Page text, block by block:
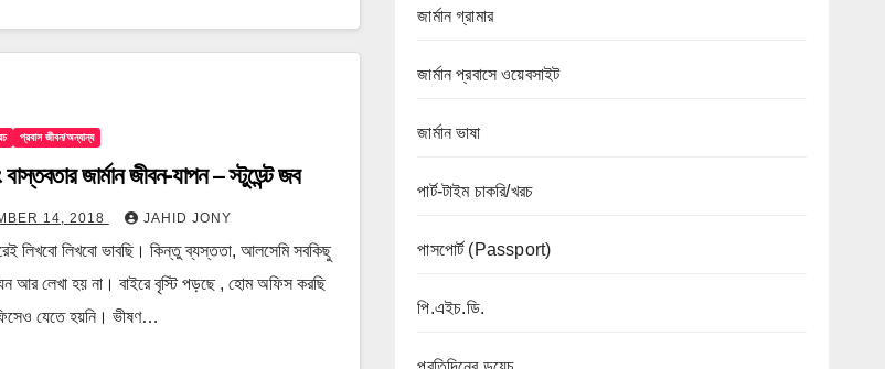
প্রবাস জীবন/অন্যান্য
জার্মান জীবন-যাপন – স্টুডেন্ট জব
14, 2018 JAHID JONY
লিখবো লিখবো ভাবছি। কিন্তু ব্যস্ততা, আলসেমি সবকিছু
আর লেখা হয় না। বাইরে বৃস্টি পড়ছে , হোম অফিস করছি
যেতে হয়নি। ভীষণ…
জার্মান গ্রামার
জার্মান প্রবাসে ওয়েবসাইট
জার্মান ভাষা
পার্ট-টাইম চাকরি/খরচ
পাসপোর্ট (Passport)
পি.এইচ.ডি.